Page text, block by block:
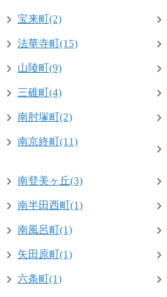
宝来町(2)
法華寺町(15)
山陵町(9)
三碓町(4)
南肘塚町(2)
南京終町(11)
南登美ヶ丘(3)
南半田西町(1)
南風呂町(1)
矢田原町(1)
六条町(1)